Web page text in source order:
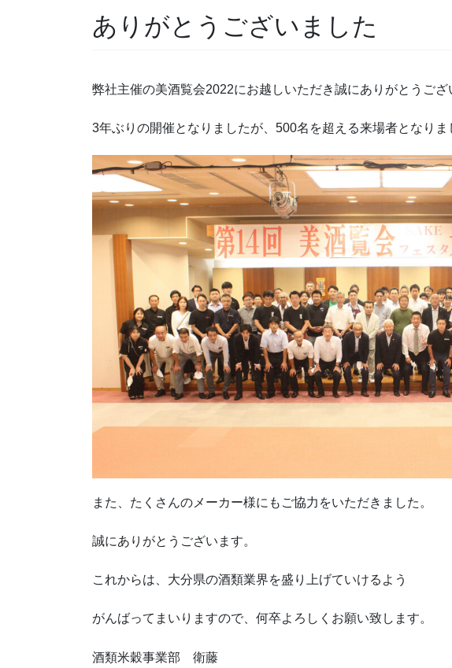
ありがとうございました
弊社主催の美酒覧会2022にお越しいただき誠にありがとうござ
3年ぶりの開催となりましたが、500名を超える来場者となりま
また、たくさんのメーカー様にもご協力をいただきました。
誠にありがとうございます。
これからは、大分県の酒類業界を盛り上げていけるよう
がんばってまいりますので、何卒よろしくお願い致します。
酒類米穀事業部 衛藤